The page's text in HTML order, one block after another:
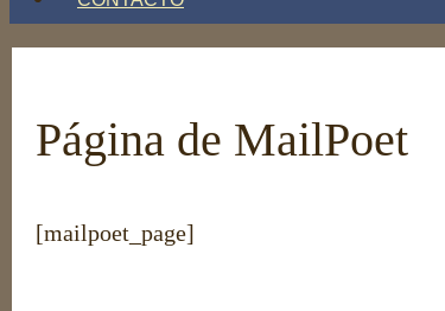
Página de MailPoet
[mailpoet_page]